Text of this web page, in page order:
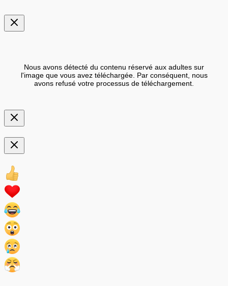
Nous avons détecté du contenu réservé aux adultes sur
l'image que vous avez téléchargée. Par conséquent, nous
avons refusé votre processus de téléchargement.